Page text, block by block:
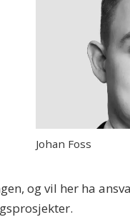
Johan Foss
og vil her ha